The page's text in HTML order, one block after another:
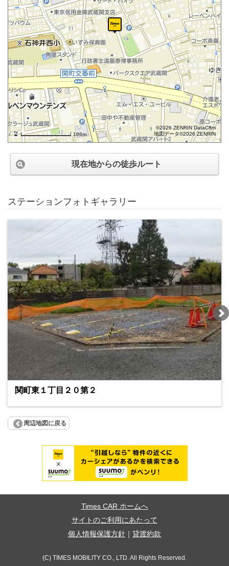
100m
©2026 ZENRIN DataCom
地図データ©2026 ZENRIN
現在地からの徒歩ルート
ステーションフォトギャラリー
関町東１丁目２０第２
周辺地図に戻る
Times CAR ホームへ
サイトのご利用にあたって
個人情報保護方針
貸渡約款
(C) TIMES MOBILITY CO., LTD. All Rights Reserved.